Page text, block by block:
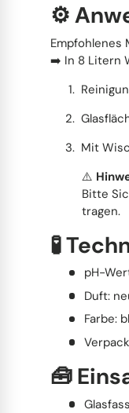
⚙️
Empfohlenes
➡️ In 8 Litern
Mit
⚠️
Bitte
tragen.
🧪
pH-
Duft:
Farbe:
🧰